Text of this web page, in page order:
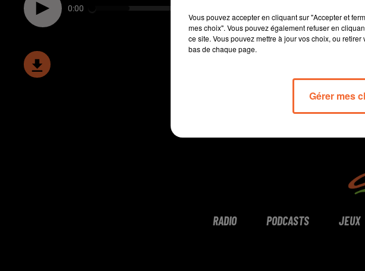
0:00
RADIO PODCASTS JEUX
Vous pouvez accepter en cliquant sur "Accepter et
mes choix". Vous pouvez également refuser en
ce site. Vous pouvez mettre à jour vos choix, ou
bas de chaque page.
Gérer mes